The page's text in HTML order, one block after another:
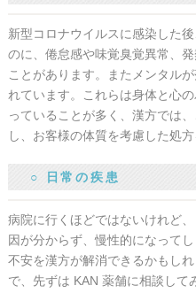
新型コロナウイルスに感染した
のに、倦怠感や味覚臭覚異常、
ことがあります。またメンタル
れています。これらは身体と心
っていることが多く、漢方では
し、お客様の体質を考慮した処方
○ 日常の疾患
病院に行くほどではないけれど
因が分からず、慢性的になって
不安を漢方が解消できるかもし
で、先ずは KAN 薬舗に相談して